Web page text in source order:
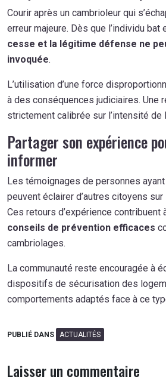
Courir après un cambrioleur qui
erreur majeure. Dès que l’individu bat
cesse et la légitime défense ne
invoquée.
L’utilisation d’une force
à des conséquences judiciaires. Une
strictement calibrée sur l’intensité de
Partager son expérience
informer
Les témoignages de personnes
peuvent éclairer d’autres citoyens
Ces retours d’expérience contribuent
conseils de prévention efficaces
cambriolages.
La communauté reste encouragée à
dispositifs de sécurisation des
comportements adaptés face à ce
PUBLIÉ DANS ACTUALITÉS
Laisser un commentaire